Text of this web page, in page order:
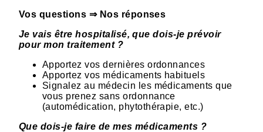
Vos questions ⇒ Nos réponses
Je vais être hospitalisé, que dois-je prévoir
pour mon traitement ?
Apportez vos dernières ordonnances
Apportez vos médicaments habituels
Signalez au médecin les médicaments que
vous prenez sans ordonnance
(automédication, phytothérapie, etc.)
Que dois-je faire de mes médicaments ?